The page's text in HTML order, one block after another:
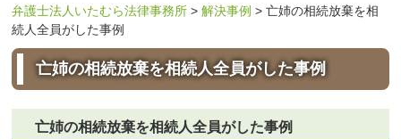
弁護士法人いたむら法律事務所 >解決事例 >亡姉の相続放棄を相
続人全員がした事例
亡姉の相続放棄を相続人全員がした事例
亡姉の相続放棄を相続人全員がした事例